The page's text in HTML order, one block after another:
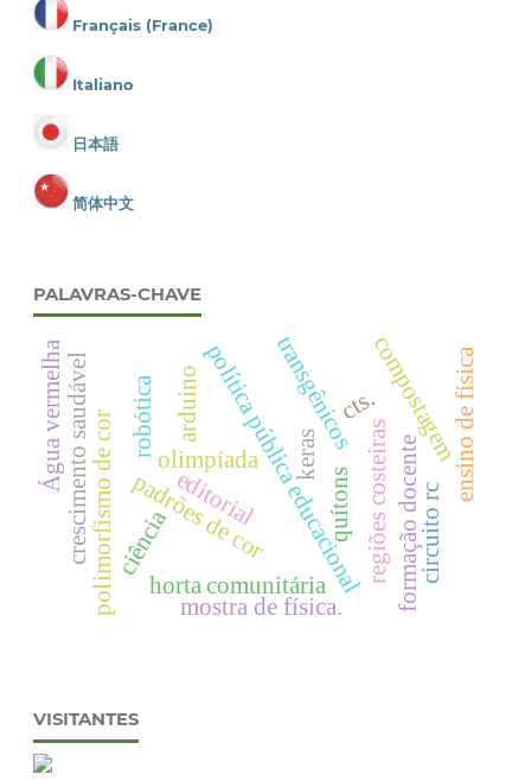
Français (France)
Italiano
日本語
简体中文
PALAVRAS-CHAVE
editorial
olimpíada
política pública educacional
padrões de cor
polimorfismo de cor quítons regiões costeiras
robótica keras
crescimento saudável
mostra de física. formação docente
transgênicoscts.
horta comunitária
Água vermelha compostagemensino de física
ciência
arduino
circuito rc
VISITANTES